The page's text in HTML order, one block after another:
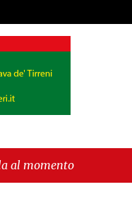
-"Vietri sul